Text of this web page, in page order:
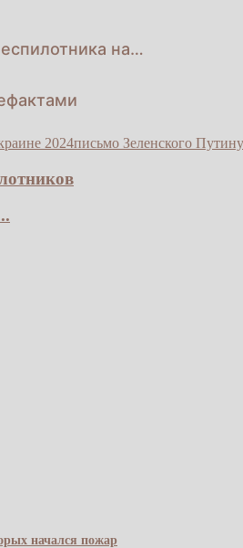
на…
2024письмо Зеленского Путину
начался пожар